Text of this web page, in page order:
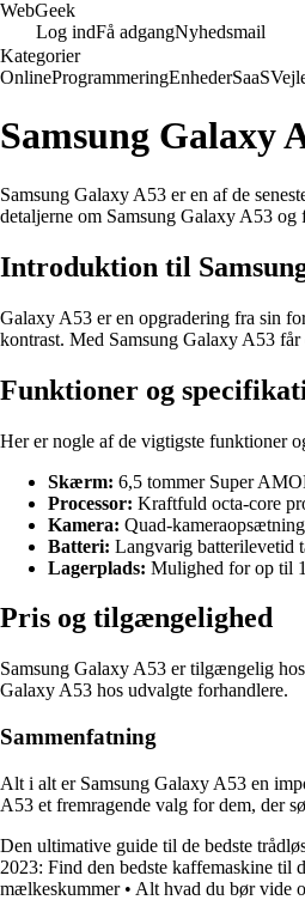
WebGeek
Log indFå adgangNyhedsmail
Kategorier
OnlineProgrammeringEnhederSaaS
Samsung Galaxy
Samsung Galaxy A53 er en af de
detaljerne om Samsung Galaxy A53
Introduktion til
Galaxy A53 er en opgradering fra sin
kontrast. Med Samsung Galaxy A53
Funktioner og
Her er nogle af de vigtigste funktioner
Skærm: 6,5 tommer Super
Processor: Kraftfuld octa-core
Kamera: Quad-
Batteri: Langvarig batterilevetid
Lagerplads: Mulighed for op til
Pris og tilgængelighed
Samsung Galaxy A53 er tilgængelig
Galaxy A53 hos udvalgte forhandlere.
Sammenfatning
Alt i alt er Samsung Galaxy A53 en
A53 et fremragende valg for dem, der
Den ultimative guide til de bedste
2023: Find den bedste kaffemaskine til
mælkeskummer• Alt hvad du bør vide